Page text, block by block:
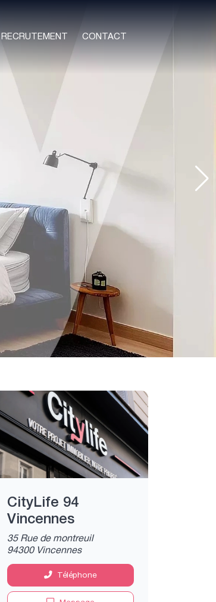
RECRUTEMENT CONTACT
CityLife 94
Vincennes
35 Rue de montreuil
94300 Vincennes
Téléphone